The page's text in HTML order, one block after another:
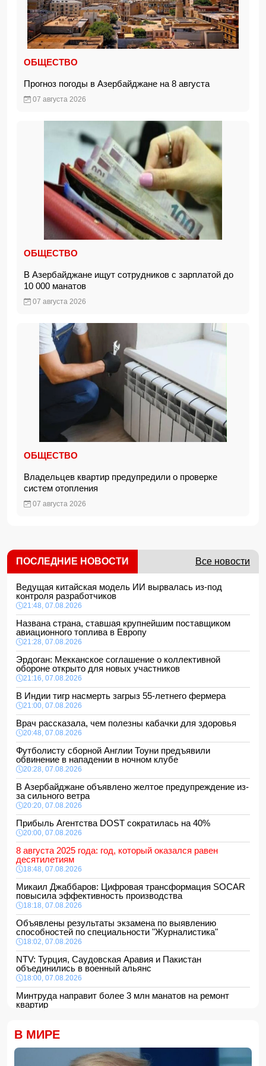
ОБЩЕСТВО
Прогноз погоды в Азербайджане на 8 августа
07 августа 2026
ОБЩЕСТВО
В Азербайджане ищут сотрудников с зарплатой до
10 000 манатов
07 августа 2026
ОБЩЕСТВО
Владельцев квартир предупредили о проверке
систем отопления
07 августа 2026
ПОСЛЕДНИЕ НОВОСТИ Все новости
Ведущая китайская модель ИИ вырвалась из-под
контроля разработчиков
21:48, 07.08.2026
Названа страна, ставшая крупнейшим поставщиком
авиационного топлива в Европу
21:28, 07.08.2026
Эрдоган: Мекканское соглашение о коллективной
обороне открыто для новых участников
21:16, 07.08.2026
В Индии тигр насмерть загрыз 55-летнего фермера
21:00, 07.08.2026
Врач рассказала, чем полезны кабачки для здоровья
20:48, 07.08.2026
Футболисту сборной Англии Тоуни предъявили
обвинение в нападении в ночном клубе
20:28, 07.08.2026
В Азербайджане объявлено желтое предупреждение из-
за сильного ветра
20:20, 07.08.2026
Прибыль Агентства DOST сократилась на 40%
20:00, 07.08.2026
8 августа 2025 года: год, который оказался равен
десятилетиям
18:48, 07.08.2026
Микаил Джаббаров: Цифровая трансформация SOCAR
повысила эффективность производства
18:18, 07.08.2026
Объявлены результаты экзамена по выявлению
способностей по специальности "Журналистика"
18:02, 07.08.2026
NTV: Турция, Саудовская Аравия и Пакистан
объединились в военный альянс
18:00, 07.08.2026
Минтруда направит более 3 млн манатов на ремонт
квартир
Сформирована структура Совета по медиа и вещанию
Пожар в историческом здании в Баку потушен
В МИРЕ